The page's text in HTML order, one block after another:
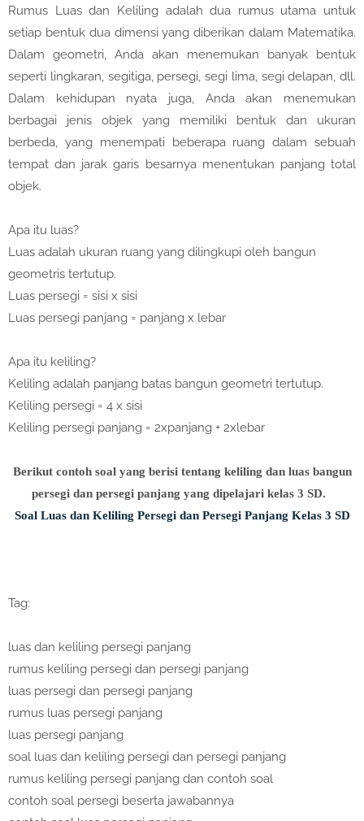
Rumus Luas dan Keliling adalah dua rumus utama untuk
setiap bentuk dua dimensi yang diberikan dalam Matematika.
Dalam geometri, Anda akan menemukan banyak bentuk
seperti lingkaran, segitiga, persegi, segi lima, segi delapan, dll.
Dalam kehidupan nyata juga, Anda akan menemukan
berbagai jenis objek yang memiliki bentuk dan ukuran
berbeda, yang menempati beberapa ruang dalam sebuah
tempat dan jarak garis besarnya menentukan panjang total
objek.
Apa itu luas?
Luas adalah ukuran ruang yang dilingkupi oleh bangun
geometris tertutup.
Luas persegi = sisi x sisi
Luas persegi panjang = panjang x lebar
Apa itu keliling?
Keliling adalah panjang batas bangun geometri tertutup.
Keliling persegi = 4 x sisi
Keliling persegi panjang = 2xpanjang + 2xlebar
Berikut contoh soal yang berisi tentang keliling dan luas bangun
persegi dan persegi panjang yang dipelajari kelas 3 SD.
Soal Luas dan Keliling Persegi dan Persegi Panjang Kelas 3 SD
Tag:
luas dan keliling persegi panjang
rumus keliling persegi dan persegi panjang
luas persegi dan persegi panjang
rumus luas persegi panjang
luas persegi panjang
soal luas dan keliling persegi dan persegi panjang
rumus keliling persegi panjang dan contoh soal
contoh soal persegi beserta jawabannya